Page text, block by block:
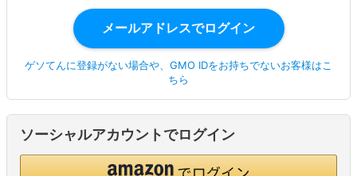
ゲソてんに登録がない場合や、GMO IDをお持ちでないお客様はこ
ちら
ソーシャルアカウントでログイン